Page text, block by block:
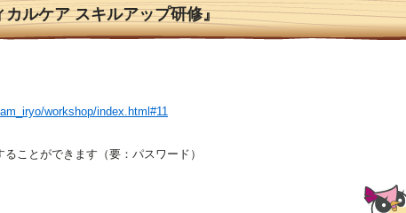
ルケア スキルアップ研修』
workshop/index.html#11
ことができます（要：パスワード）